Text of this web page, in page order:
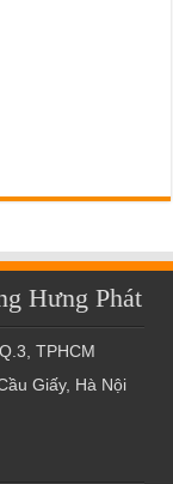
Hưng Phát
TPHCM
Giấy, Hà Nội